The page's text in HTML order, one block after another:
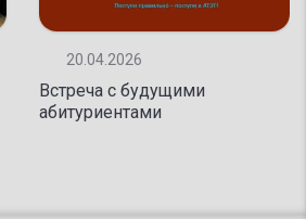
Открытие центра
новые
20.04.2026
Встреча с будущими
абитуриентами